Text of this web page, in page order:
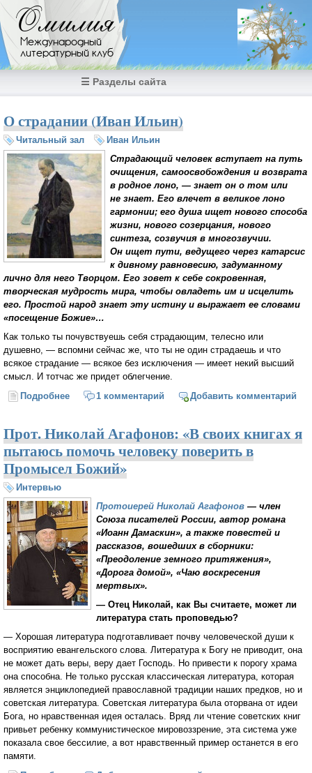
Перейти к основному содержанию
Омилия
Международный
литературный клуб
☰ Разделы сайта
О страдании (Иван Ильин)
Читальный зал
Иван Ильин
Страдающий человек вступает на путь
очищения, самоосвобождения и возврата
в родное лоно, — знает он о том или
не знает. Его влечет в великое лоно
гармонии; его душа ищет нового способа
жизни, нового созерцания, нового
синтеза, созвучия в многозвучии.
Он ищет пути, ведущего через катарсис
к дивному равновесию, задуманному
лично для него Творцом. Его зовет к себе сокровенная,
творческая мудрость мира, чтобы овладеть им и исцелить
его. Простой народ знает эту истину и выражает ее словами
«посещение Божие»…
Как только ты почувствуешь себя страдающим, телесно или
душевно, — вспомни сейчас же, что ты не один страдаешь и что
всякое страдание — всякое без исключения — имеет некий высший
смысл. И тотчас же придет облегчение.
Подробнее о О страдании (Иван Ильин)
1 комментарий Добавить комментарий
Прот. Николай Агафонов: «В своих книгах я
пытаюсь помочь человеку поверить в
Промысел Божий»
Интервью
Протоиерей Николай Агафонов — член
Союза писателей России, автор романа
«Иоанн Дамаскин», а также повестей и
рассказов, вошедших в сборники:
«Преодоление земного притяжения»,
«Дорога домой», «Чаю воскресения
мертвых».
— Отец Николай, как Вы считаете, может ли
литература стать проповедью?
— Хорошая литература подготавливает почву человеческой души к
восприятию евангельского слова. Литература к Богу не приводит, она
не может дать веры, веру дает Господь. Но привести к порогу храма
она способна. Не только русская классическая литература, которая
является энциклопедией православной традиции наших предков, но и
советская литература. Советская литература была оторвана от идеи
Бога, но нравственная идея осталась. Вряд ли чтение советских книг
привьет ребенку коммунистическое мировоззрение, эта система уже
показала свое бессилие, а вот нравственный пример останется в его
памяти.